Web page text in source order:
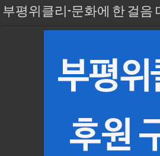
부평위클리-문화에 한 걸음